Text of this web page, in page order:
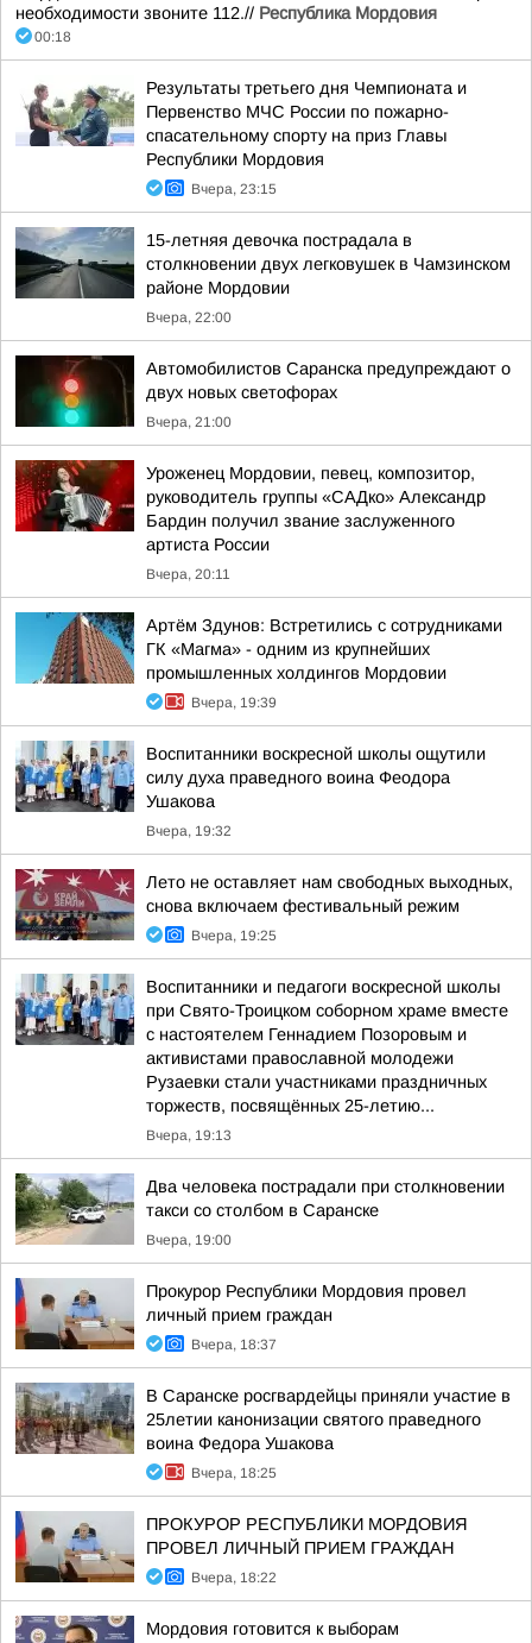
необходимости звоните 112.// Республика Мордовия
00:18
Результаты третьего дня Чемпионата и
Первенство МЧС России по пожарно-
спасательному спорту на приз Главы
Республики Мордовия
Вчера, 23:15
15-летняя девочка пострадала в
столкновении двух легковушек в Чамзинском
районе Мордовии
Вчера, 22:00
Автомобилистов Саранска предупреждают о
двух новых светофорах
Вчера, 21:00
Уроженец Мордовии, певец, композитор,
руководитель группы «САДко» Александр
Бардин получил звание заслуженного
артиста России
Вчера, 20:11
Артём Здунов: Встретились с сотрудниками
ГК «Магма» - одним из крупнейших
промышленных холдингов Мордовии
Вчера, 19:39
Воспитанники воскресной школы ощутили
силу духа праведного воина Феодора
Ушакова
Вчера, 19:32
Лето не оставляет нам свободных выходных,
снова включаем фестивальный режим
Вчера, 19:25
Воспитанники и педагоги воскресной школы
при Свято-Троицком соборном храме вместе
с настоятелем Геннадием Позоровым и
активистами православной молодежи
Рузаевки стали участниками праздничных
торжеств, посвящённых 25-летию...
Вчера, 19:13
Два человека пострадали при столкновении
такси со столбом в Саранске
Вчера, 19:00
Прокурор Республики Мордовия провел
личный прием граждан
Вчера, 18:37
В Саранске росгвардейцы приняли участие в
25летии канонизации святого праведного
воина Федора Ушакова
Вчера, 18:25
ПРОКУРОР РЕСПУБЛИКИ МОРДОВИЯ
ПРОВЕЛ ЛИЧНЫЙ ПРИЕМ ГРАЖДАН
Вчера, 18:22
Мордовия готовится к выборам